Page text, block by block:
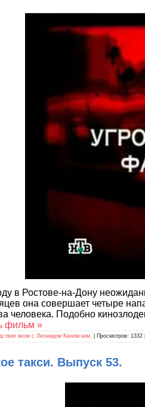
в Ростове-на-Дону
она совершает четыре
человека. Подобно
фильм »
вели с Леонидом Каневским. | Просмотров: 1332
такси. Выпуск 53.